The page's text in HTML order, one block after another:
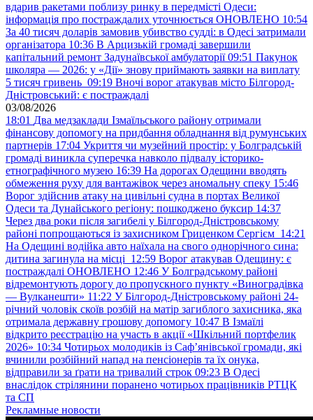
вдарив ракетами поблизу ринку в передмісті Одеси:
інформація про постраждалих уточнюється ОНОВЛЕНО 10:54
За 40 тисяч доларів замовив убивство судді: в Одесі затримали
організатора 10:36 В Арцизькій громаді завершили
капітальний ремонт Задунаївської амбулаторії 09:51 Пакунок
школяра — 2026: у «Дії» знову приймають заявки на виплату
5 тисяч гривень 09:19 Вночі ворог атакував місто Білгород-
Дністровський: є постраждалі
03/08/2026
18:01 Два медзаклади Ізмаїльського району отримали
фінансову допомогу на придбання обладнання від румунських
партнерів 17:04 Укриття чи музейний простір: у Болградській
громаді виникла суперечка навколо підвалу історико-
етнографічного музею 16:39 На дорогах Одещини вводять
обмеження руху для вантажівок через аномальну спеку 15:46
Ворог здійснив атаку на цивільні судна в портах Великої
Одеси та Дунайського регіону: пошкоджено буксир 14:37
Через два роки після загибелі у Білгород-Дністровському
районі попрощаються із захисником Гриценком Сергієм 14:21
На Одещині водійка авто наїхала на свого однорічного сина:
дитина загинула на місці 12:59 Ворог атакував Одещину: є
постраждалі ОНОВЛЕНО 12:46 У Болградському районі
відремонтують дорогу до пропускного пункту «Виноградівка
— Вулканешти» 11:22 У Білгород-Дністровському районі 24-
річний чоловік скоїв розбій на матір загиблого захисника, яка
отримала державну грошову допомогу 10:47 В Ізмаїлі
відкрито реєстрацію на участь в акції «Шкільний портфелик
2026» 10:34 Чотирьох молодиків із Саф’янівської громади, які
вчинили розбійний напад на пенсіонерів та їх онука,
відправили за ґрати на тривалий строк 09:23 В Одесі
внаслідок стрілянини поранено чотирьох працівників РТЦК
та СП
Рекламные новости